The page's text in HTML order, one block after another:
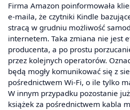
Firma Amazon poinformowała
e-maila, że czytniki Kindle
stracą w grudniu możliwość
internetem. Taka zmiana nie jest
producenta, a po prostu
przez kolejnych operatorów.
będą mogły komunikować się z
pośrednictwem Wi-Fi, o ile tylko
W innym przypadku pozostanie
książek za pośrednictwem kabla